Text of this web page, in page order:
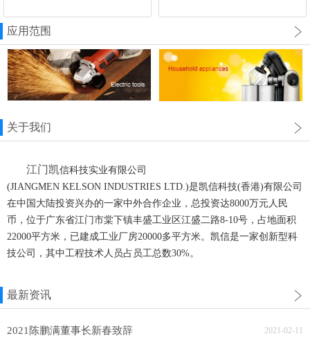
应用范围
关于我们
江门凯信科技实业有限公司
(JIANGMEN KELSON INDUSTRIES LTD.)是凯信科技(香港)有限公司
在中国大陆投资兴办的一家中外合作企业，总投资达8000万元人民
币，位于广东省江门市棠下镇丰盛工业区江盛二路8-10号，占地面积
22000平方米，已建成工业厂房20000多平方米。凯信是一家创新型科
技公司，其中工程技术人员占员工总数30%。
最新资讯
2021陈鹏满董事长新春致辞 2021-02-11